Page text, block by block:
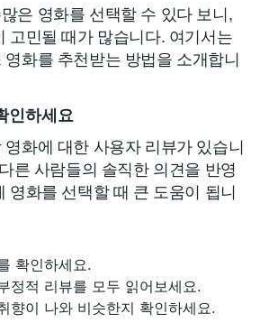
은 영화를 선택할 수 있다 보니,
고민될 때가 많습니다. 여기서는
화를 추천받는 방법을 소개합니
인하세요
화에 대한 사용자 리뷰가 있습니
른 사람들의 솔직한 의견을 반영
영화를 선택할 때 큰 도움이 됩니
확인하세요.
정적 리뷰를 모두 읽어보세요.
향이 나와 비슷한지 확인하세요.